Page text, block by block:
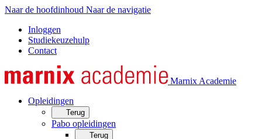
Naar de hoofdinhoud Naar de navigatie
Inloggen
Studiekeuzehulp
Contact
Marnix Academie
Opleidingen
Terug
Pabo opleidingen
Terug